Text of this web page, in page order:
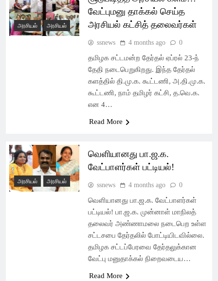
அரசியல் அரசியல்
வேட்புமனு தாக்கல் செய்த
அரசியல் கட்சித் தலைவர்கள்
ssnews 4 months ago 0
தமிழக சட்டமன்ற தேர்தல் ஏப்ரல் 23-ந்
தேதி நடைபெறுகிறது. இந்த தேர்தல்
களத்தில் தி.மு.க. கூட்டணி, அ.தி.மு.க.
கூட்டணி, நாம் தமிழர் கட்சி, த.வெ.க.
என 4…
Read More
அரசியல் அரசியல்
வெளியானது பா.ஜ.க.
வேட்பாளர்கள் பட்டியல்!
ssnews 4 months ago 0
வெளியானது பா.ஜ.க. வேட்பாளர்கள்
பட்டியல்! பா.ஜ.க. முன்னாள் மாநிலத்
தலைவர் அண்ணாமலை நடைபெற உள்ள
சட்டசபை தேர்தலில் போட்டியிடவில்லை.
தமிழக சட்டப்பேரவை தேர்தலுக்கான
வேட்பு மனுதாக்கல் நிறைவடைய…
Read More